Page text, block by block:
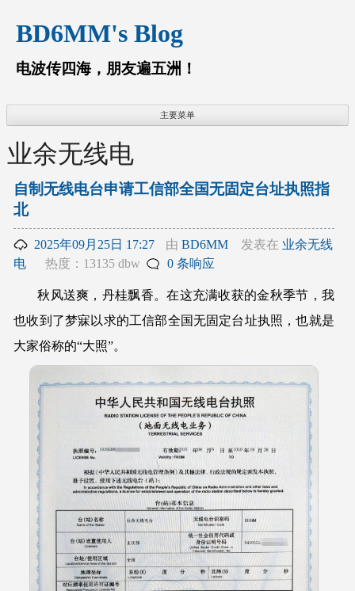
BD6MM's Blog
电波传四海，朋友遍五洲！
主要菜单
业余无线电
自制无线电台申请工信部全国无固定台址执照指
北
2025年09月25日 17:27 由 BD6MM 发表在 业余无线
电
热度：13135 dbw 0 条响应
秋风送爽，丹桂飘香。在这充满收获的金秋季节，我
也收到了梦寐以求的工信部全国无固定台址执照，也就是
大家俗称的“大照”。